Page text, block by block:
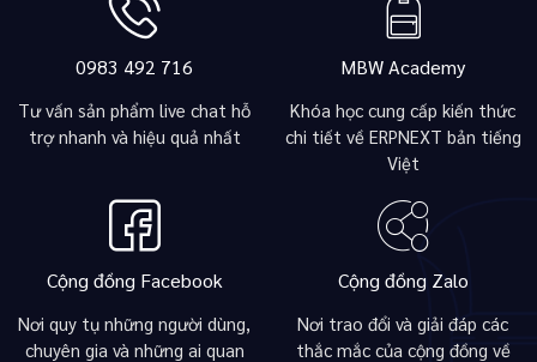
0983 492 716
Tư vấn sản phẩm live chat hỗ
trợ nhanh và hiệu quả nhất
MBW Academy
Khóa học cung cấp kiến thức
chi tiết về ERPNEXT bản tiếng
Việt
Cộng đồng Facebook
Nơi quy tụ những người dùng,
chuyên gia và những ai quan
Cộng đồng Zalo
Nơi trao đổi và giải đáp các
thắc mắc của cộng đồng về